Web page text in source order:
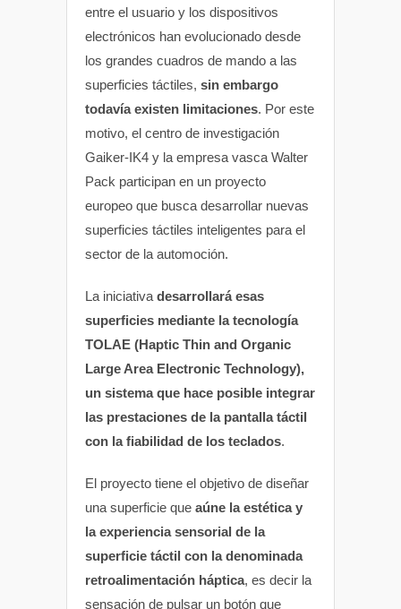
entre el usuario y los dispositivos
electrónicos han evolucionado desde
los grandes cuadros de mando a las
superficies táctiles, sin embargo
todavía existen limitaciones. Por este
motivo, el centro de investigación
Gaiker-IK4 y la empresa vasca Walter
Pack participan en un proyecto
europeo que busca desarrollar nuevas
superficies táctiles inteligentes para el
sector de la automoción.
La iniciativa desarrollará esas
superficies mediante la tecnología
TOLAE (Haptic Thin and Organic
Large Area Electronic Technology),
un sistema que hace posible integrar
las prestaciones de la pantalla táctil
con la fiabilidad de los teclados.
El proyecto tiene el objetivo de diseñar
una superficie que aúne la estética y
la experiencia sensorial de la
superficie táctil con la denominada
retroalimentación háptica, es decir la
sensación de pulsar un botón que